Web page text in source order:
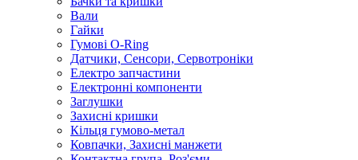
Вали
Гайки
Гумові O-Ring
Датчики, Сенсори, Сервотроніки
Електро запчастини
Електронні компоненти
Заглушки
Захисні кришки
Кільця гумово-метал
Ковпачки, Захисні манжети